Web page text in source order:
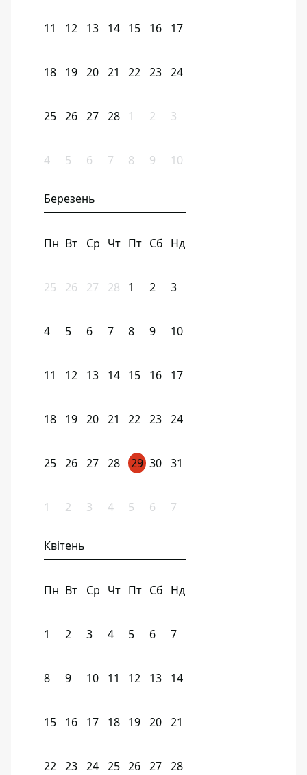
11 12 13 14 15 16 17
18 19 20 21 22 23 24
25 26 27 28 1 2 3
4 5 6 7 8 9 10
Березень
Пн Вт Ср Чт Пт Сб Нд
25 26 27 28 1 2 3
4 5 6 7 8 9 10
11 12 13 14 15 16 17
18 19 20 21 22 23 24
25 26 27 28 29 30 31
1 2 3 4 5 6 7
Квітень
Пн Вт Ср Чт Пт Сб Нд
1 2 3 4 5 6 7
8 9 10 11 12 13 14
15 16 17 18 19 20 21
22 23 24 25 26 27 28